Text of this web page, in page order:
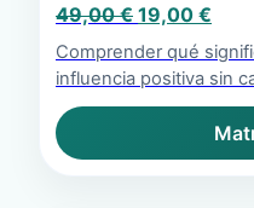
49,00€ El
precio
original
era:
49,00 €.
19,00 €
es:
Comprender qué
influencia positiva sin